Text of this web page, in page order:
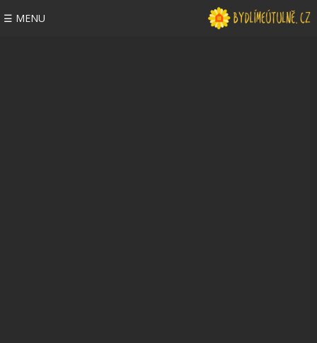
☰ MENU